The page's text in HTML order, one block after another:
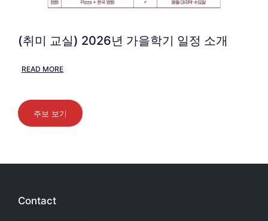
(취미 교실) 2026년 가을학기 일정 소개
READ MORE
주보 보기
Contact